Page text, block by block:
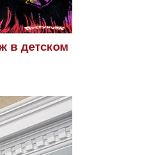
в детском